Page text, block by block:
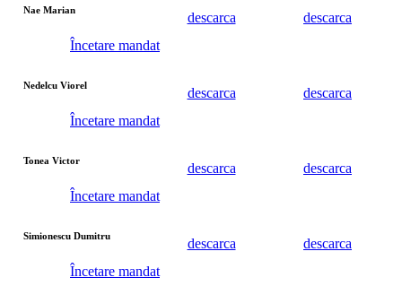
Nae Marian
Încetare mandat
descarca descarca
Nedelcu Viorel
Încetare mandat
descarca descarca
Tonea Victor
Încetare mandat
descarca descarca
Simionescu Dumitru
Încetare mandat
descarca descarca